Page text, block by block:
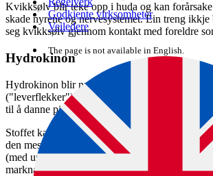
Godkjente virksomheter
Veiledere
The page is not available in English.
Kvikksølv blir teke opp i huda og kan
skade nyrene og nervesystemet. Ein treng
seg kvikksølv gjennom kontakt med foreldre
Hydrokinon
Hydrokinon blir nytta i hudbleikjemiddel for å
("leverflekker"), flekker etter kviser og mørke
til å danne pigment, og er klassifiserte som
Stoffet kan gi akutte allergireaksjonar, og
den meste vanleg brukte aktive ingrediens i
(med unntak av kunstige negler, profesjonell
marknaden.